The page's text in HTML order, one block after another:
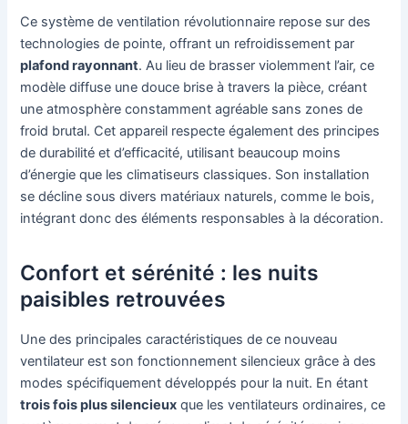
Ce système de ventilation révolutionnaire repose sur des
technologies de pointe, offrant un refroidissement par
plafond rayonnant. Au lieu de brasser violemment l’air, ce
modèle diffuse une douce brise à travers la pièce, créant
une atmosphère constamment agréable sans zones de
froid brutal. Cet appareil respecte également des principes
de durabilité et d’efficacité, utilisant beaucoup moins
d’énergie que les climatiseurs classiques. Son installation
se décline sous divers matériaux naturels, comme le bois,
intégrant donc des éléments responsables à la décoration.
Confort et sérénité : les nuits
paisibles retrouvées
Une des principales caractéristiques de ce nouveau
ventilateur est son fonctionnement silencieux grâce à des
modes spécifiquement développés pour la nuit. En étant
trois fois plus silencieux que les ventilateurs ordinaires, ce